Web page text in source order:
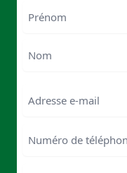
Nom
Numéro
de